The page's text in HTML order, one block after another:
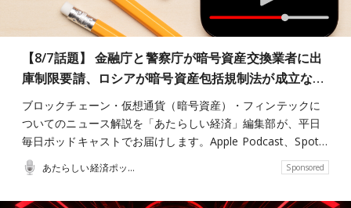
【8/7話題】 金融庁と警察庁が暗号資産交換業者に出
庫制限要請、ロシアが暗号資産包括規制法が成立な…
ブロックチェーン・仮想通貨（暗号資産）・フィンテックに
ついてのニュース解説を「あたらしい経済」編集部が、平日
毎日ポッドキャストでお届けします。Apple Podcast、Spot…
あたらしい経済ポッドキャスト Sponsored